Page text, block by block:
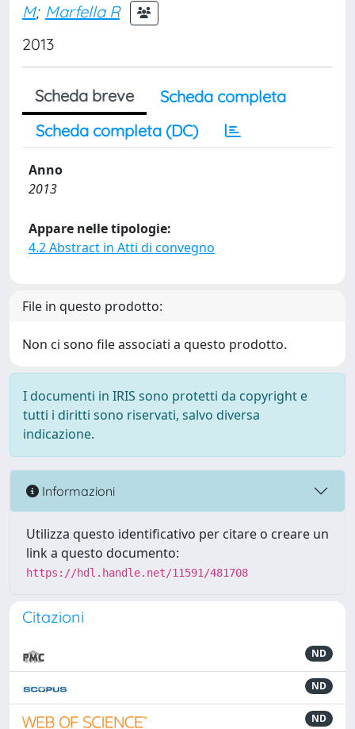
M; Marfella R
2013
Scheda breve
Scheda completa
Scheda completa (DC)
Anno
2013
Appare nelle tipologie:
4.2 Abstract in Atti di convegno
File in questo prodotto:
Non ci sono file associati a questo prodotto.
I documenti in IRIS sono protetti da copyright e
tutti i diritti sono riservati, salvo diversa
indicazione.
Informazioni
Utilizza questo identificativo per citare o creare un
link a questo documento:
https://hdl.handle.net/11591/481708
Citazioni
ND
ND
ND